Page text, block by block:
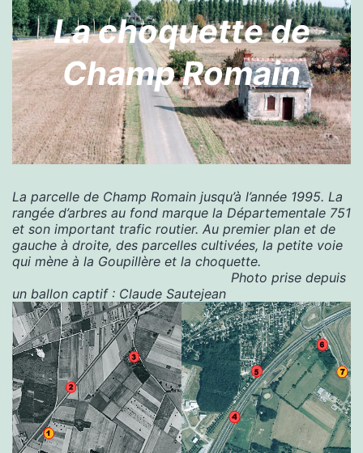
La choquette de
Champ Romain
La parcelle de Champ Romain jusqu’à l’année 1995. La
rangée d’arbres au fond marque la Départementale 751
et son important trafic routier. Au premier plan et de
gauche à droite, des parcelles cultivées, la petite voie
qui mène à la Goupillère et la choquette.
Photo prise depuis
un ballon captif : Claude Sautejean